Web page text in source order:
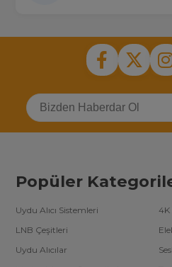
Popüler
Uydu Alıcı Sistemleri
4K
LNB Çeşitleri
Uydu Alıcılar